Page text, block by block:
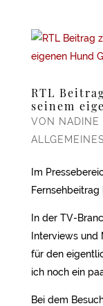
RTL
seinem
VON NADINE
ALLGEMEINES
Im
In der TV-
Interviews und
für den
ich noch ein
Bei dem